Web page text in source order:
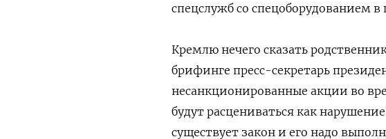
спецслужб со спецоборудованием
Кремлю нечего сказать
брифинге пресс-секретарь
несанкционированные акции во
будут расцениваться как
существует закон и его надо